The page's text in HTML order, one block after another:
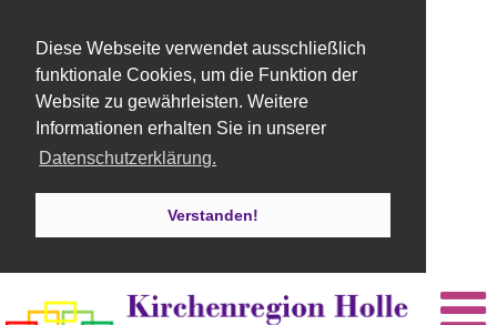
Diese Webseite verwendet ausschließlich
funktionale Cookies, um die Funktion der
Website zu gewährleisten. Weitere
Informationen erhalten Sie in unserer
Datenschutzerklärung.
Verstanden!